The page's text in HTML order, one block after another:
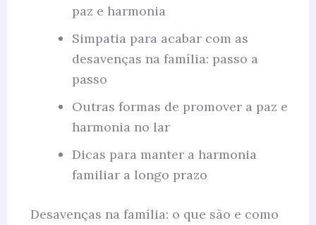
paz e harmonia
Simpatia para acabar com as
desavenças na família: passo a
passo
Outras formas de promover a paz e
harmonia no lar
Dicas para manter a harmonia
familiar a longo prazo
Desavenças na família: o que são e como